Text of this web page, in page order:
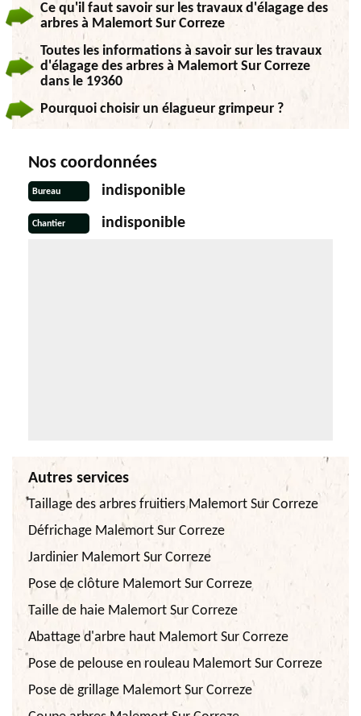
Ce qu'il faut savoir sur les travaux d'élagage des
arbres à Malemort Sur Correze
Toutes les informations à savoir sur les travaux
d'élagage des arbres à Malemort Sur Correze
dans le 19360
Pourquoi choisir un élagueur grimpeur ?
Nos coordonnées
Bureau indisponible
Chantier indisponible
Autres services
Taillage des arbres fruitiers Malemort Sur Correze
Défrichage Malemort Sur Correze
Jardinier Malemort Sur Correze
Pose de clôture Malemort Sur Correze
Taille de haie Malemort Sur Correze
Abattage d'arbre haut Malemort Sur Correze
Pose de pelouse en rouleau Malemort Sur Correze
Pose de grillage Malemort Sur Correze